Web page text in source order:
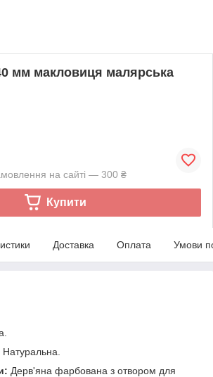
мм макловиця малярська
на сайті — 300 ₴
Купити
Доставка Оплата Умови
Натуральна.
Дерв'яна фарбована з отвором для